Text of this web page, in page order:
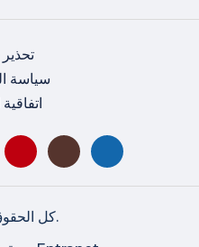
سياسة
كل الحقوق محفوظة.